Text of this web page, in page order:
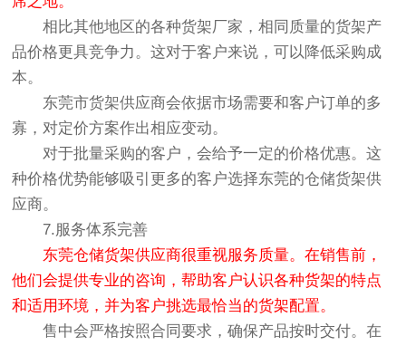
相比其他地区的各种货架厂家，相同质量的货架产
品价格更具竞争力。这对于客户来说，可以降低采购成
本。
东莞市货架供应商会依据市场需要和客户订单的多
寡，对定价方案作出相应变动。
对于批量采购的客户，会给予一定的价格优惠。这
种价格优势能够吸引更多的客户选择东莞的仓储货架供
应商。
7.服务体系完善
东莞仓储货架供应商很重视服务质量。在销售前，
他们会提供专业的咨询，帮助客户认识各种货架的特点
和适用环境，并为客户挑选最恰当的货架配置。
售中会严格按照合同要求，确保产品按时交付。在